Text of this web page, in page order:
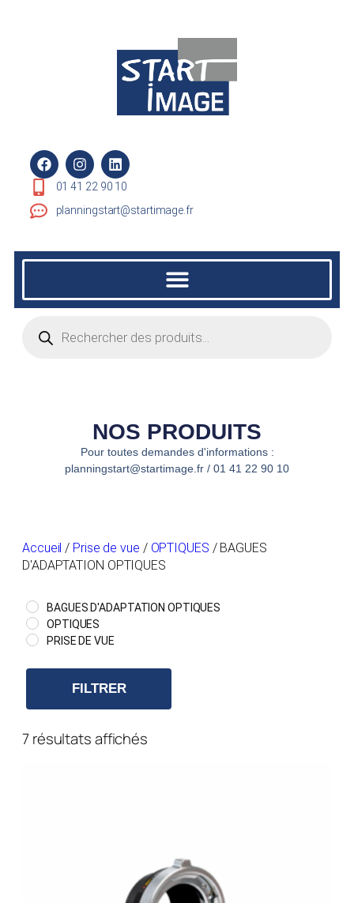
01 41 22 90 10
planningstart@startimage.fr
NOS PRODUITS
Pour toutes demandes d'informations :
planningstart@startimage.fr / 01 41 22 90 10
Accueil / Prise de vue / OPTIQUES / BAGUES
D'ADAPTATION OPTIQUES
BAGUES D'ADAPTATION OPTIQUES
OPTIQUES
PRISE DE VUE
FILTRER
7 résultats affichés